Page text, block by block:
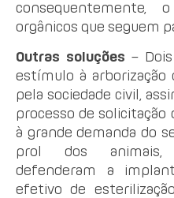
consequentemente,
orgânicos que seguem
Outras soluções –
estímulo à
pela sociedade civil,
processo de solicitação
à grande demanda do
prol dos animais,
defenderam a
efetivo de